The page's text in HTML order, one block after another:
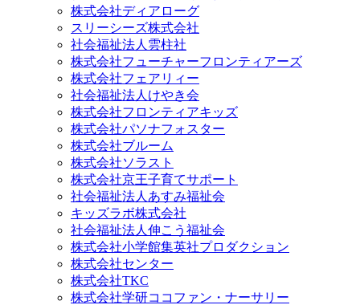
株式会社ディアローグ
スリーシーズ株式会社
社会福祉法人雲柱社
株式会社フューチャーフロンティアーズ
株式会社フェアリィー
社会福祉法人けやき会
株式会社フロンティアキッズ
株式会社パソナフォスター
株式会社ブルーム
株式会社ソラスト
株式会社京王子育てサポート
社会福祉法人あすみ福祉会
キッズラボ株式会社
社会福祉法人伸こう福祉会
株式会社小学館集英社プロダクション
株式会社センター
株式会社TKC
株式会社学研ココファン・ナーサリー